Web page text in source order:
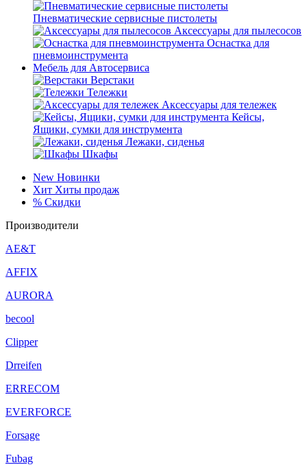
Пневматические сервисные пистолеты
Аксессуары для пылесосов
Оснастка для
пневмоинструмента
Мебель для Автосервиса
Верстаки
Тележки
Аксессуары для тележек
Кейсы,
Ящики, сумки для инструмента
Лежаки, сиденья
Шкафы
New Новинки
Хит Хиты продаж
% Скидки
Производители
AE&T
AFFIX
AURORA
becool
Clipper
Drreifen
ERRECOM
EVERFORCE
Forsage
Fubag